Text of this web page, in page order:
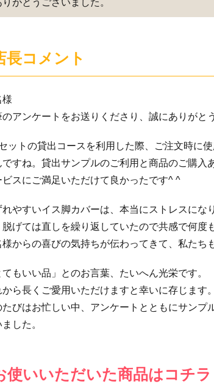
りがとうございました。
長コメント
様
のアンケートをお送りくださり、誠にありがと
ットの貸出コースを利用した際、ご注文時に
ですね。貸出サンプルのご利用と商品のご購入
ビスにご満足いただけて良かったです^ ^
れやすいイス脚カバーは、本当にストレスにな
脱げては直しを繰り返していたので共感で何度
様からの喜びの気持ちが伝わってきて、私たち
てもいい品」とのお言葉、たいへん光栄です。
から長くご愛用いただけますと幸いに存じます。
たびはお忙しい中、アンケートとともにサン
した。
使いいただいた商品はコチラ